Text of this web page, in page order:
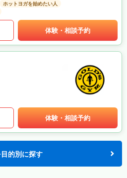
ホットヨガを始めたい人
体験・相談予約
体験・相談予約
的別に探す